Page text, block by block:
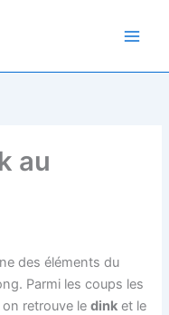
au
des éléments du
Parmi les coups les
on retrouve ledink et le